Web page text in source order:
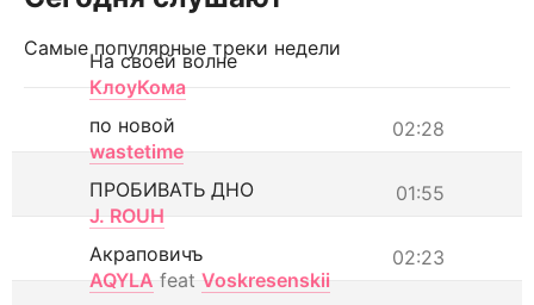
Самые популярные треки недели
На своей волне
КлоуКома
02:28
по новой
wastetime
01:55
ПРОБИВАТЬ ДНО
J. ROUH
02:23
Акраповичъ
AQYLA feat Voskresenskii